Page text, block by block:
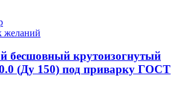
желаний
бесшовный крутоизогнутый
(Ду 150) под приварку ГОСТ